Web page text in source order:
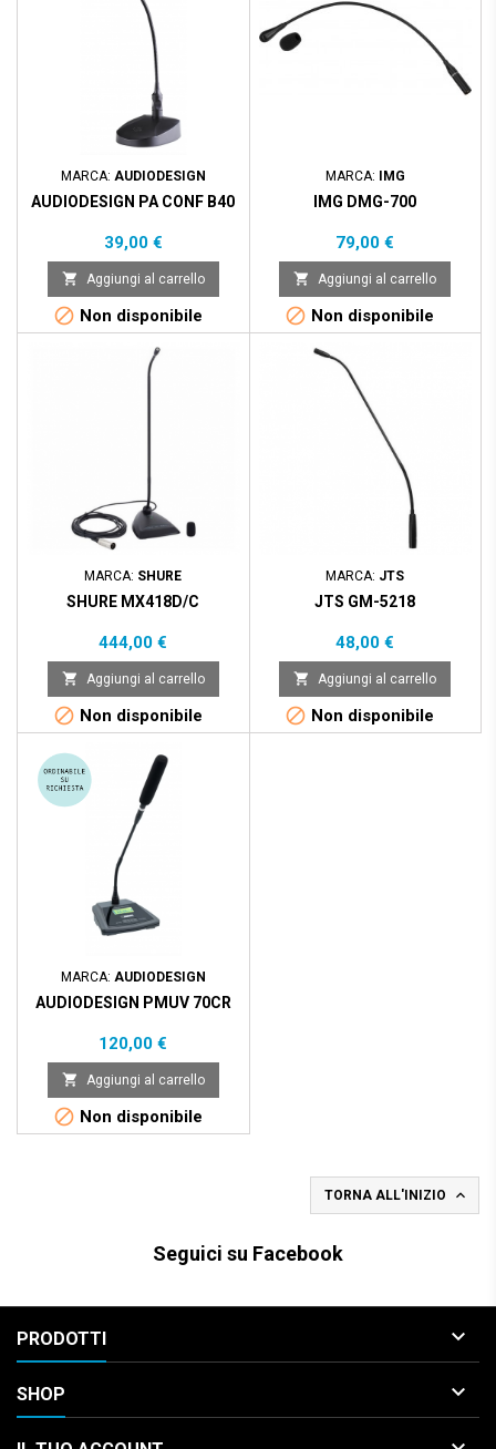
MARCA: AUDIODESIGN
AUDIODESIGN PA CONF B40
Prezzo
39,00 €
 Aggiungi al carrello
 Non disponibile
MARCA: IMG
IMG DMG-700
Prezzo
79,00 €
 Aggiungi al carrello
 Non disponibile
MARCA: SHURE
SHURE MX418D/C
Prezzo
444,00 €
 Aggiungi al carrello
 Non disponibile
MARCA: JTS
JTS GM-5218
Prezzo
48,00 €
 Aggiungi al carrello
 Non disponibile
MARCA: AUDIODESIGN
AUDIODESIGN PMUV 70CR
Prezzo
120,00 €
 Aggiungi al carrello
 Non disponibile
TORNA ALL'INIZIO 
Seguici su Facebook
PRODOTTI 
SHOP 